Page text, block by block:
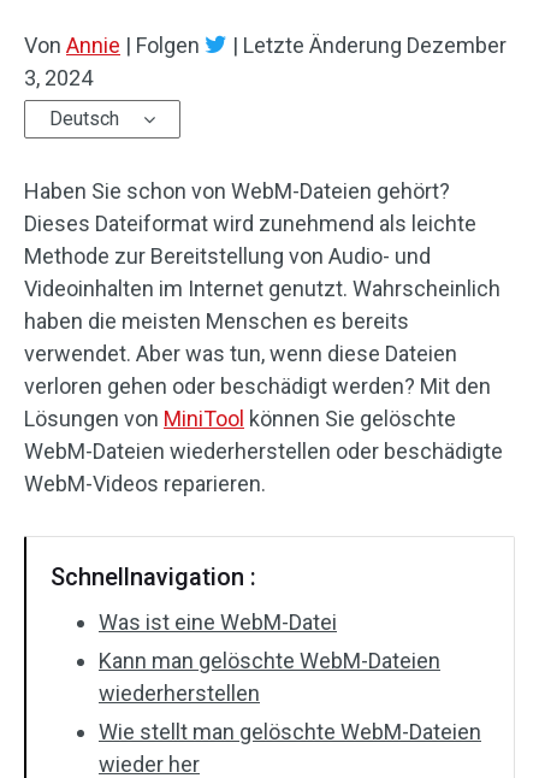
Von Annie | Folgen | Letzte Änderung Dezember
3, 2024
Deutsch
Haben Sie schon von WebM-Dateien gehört?
Dieses Dateiformat wird zunehmend als leichte
Methode zur Bereitstellung von Audio- und
Videoinhalten im Internet genutzt. Wahrscheinlich
haben die meisten Menschen es bereits
verwendet. Aber was tun, wenn diese Dateien
verloren gehen oder beschädigt werden? Mit den
Lösungen von MiniTool können Sie gelöschte
WebM-Dateien wiederherstellen oder beschädigte
WebM-Videos reparieren.
Schnellnavigation :
Was ist eine WebM-Datei
Kann man gelöschte WebM-Dateien
wiederherstellen
Wie stellt man gelöschte WebM-Dateien
wieder her